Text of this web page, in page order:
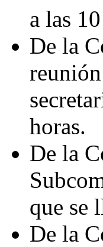
a las
De la
horas.
De la
que se
De la